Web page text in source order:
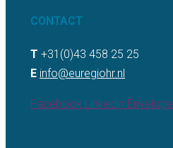
CONTACT
T +31(0)43 458 25 25
E info@euregiohr.nl
Facebook Linkedin Envelope